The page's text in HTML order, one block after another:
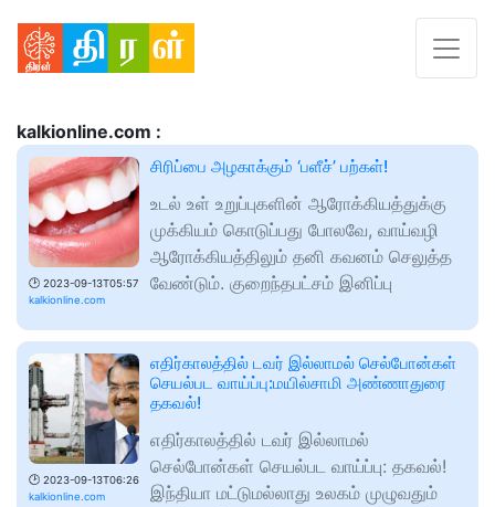
kalkionline.com :
🕑 2023-09-13T05:57
kalkionline.com
சிரிப்பை அழகாக்கும் ‘பளீச்’ பற்கள்!
உடல் உள் உறுப்புகளின் ஆரோக்கியத்துக்கு
முக்கியம் கொடுப்பது போலவே, வாய்வழி
ஆரோக்கியத்திலும் தனி கவனம் செலுத்த
வேண்டும். குறைந்தபட்சம் இனிப்பு
🕑 2023-09-13T06:26
kalkionline.com
எதிர்காலத்தில் டவர் இல்லாமல் செல்போன்கள்
செயல்பட வாய்ப்பு:மயில்சாமி அண்ணாதுரை
தகவல்!
எதிர்காலத்தில் டவர் இல்லாமல்
செல்போன்கள் செயல்பட வாய்ப்பு: தகவல்!
இந்தியா மட்டுமல்லாது உலகம் முழுவதும்